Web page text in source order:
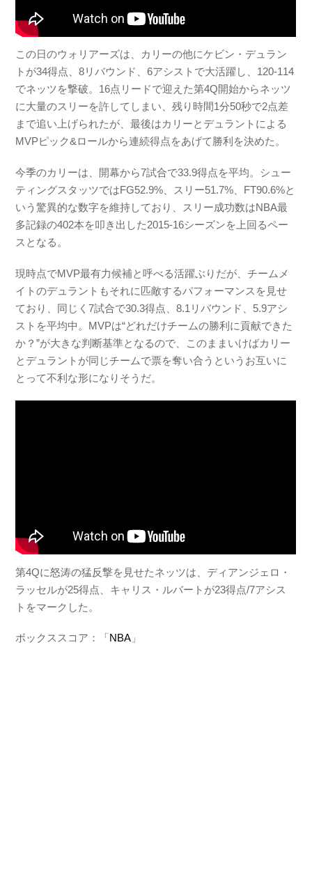
この日のウォリアーズは、カリーの他にケビン・デュラン
トが34得点、8リバウンド、6アシストで大活躍し、120-114
でネッツを撃破。16点リードで迎えた第4Q開始からネッツ
に大量のスリーを許してしまい、残り時間1分50秒で2点差
まで追い上げられたが、最後はカリーとデュラントによる
MVPピック&ロールから連続得点をあげて勝利を決めた。
今季のカリーは、開幕から7試合で33.9得点を平均。シュー
ティングスタッツではFG52.9%、スリー51.7%、FT90.6%と
いう驚異的な数字を維持しており、スリー成功数はNBA最
多記録の402本を叩き出した2015-16シーズンを上回るペー
スとなる。
現時点でMVP最有力候補と呼べる活躍ぶりだが、チームメ
イトのデュラントもそれに匹敵するパフォーマンスを見せ
ており、同じく7試合で30.3得点、8.1リバウンド、5.9アシ
ストを平均中。MVPは“どれだけチームの勝利に貢献できた
か？”が大きな判断基準となるので、このままいけばカリー
とデュラントが同じチームで票を奪い合うというお互いに
とって不利な形になりそうだ。
第4Qに怒涛の猛反撃を見せたネッツは、ディアンジェロ・
ラッセルが25得点、キャリス・ルバートが23得点/7アシス
トをマークした。
ボックススコア：「NBA 」